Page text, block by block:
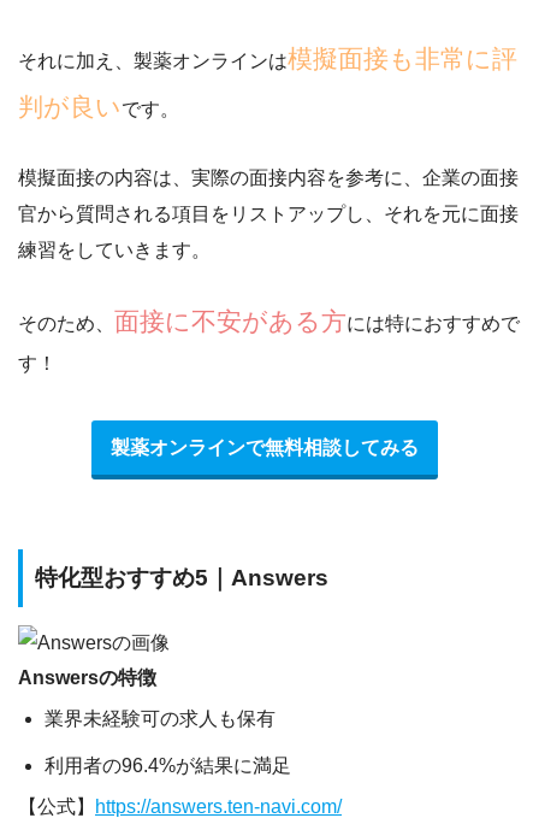
それに加え、製薬オンラインは模擬面接も非常に評
判が良いです。
模擬面接の内容は、実際の面接内容を参考に、企業の面接
官から質問される項目をリストアップし、それを元に面接
練習をしていきます。
そのため、 面接に不安がある方には特におすすめで
す！
製薬オンラインで無料相談してみる
特化型おすすめ5｜Answers
Answersの特徴
業界未経験可の求人も保有
利用者の96.4%が結果に満足
【公式】
https://answers.ten-navi.com/